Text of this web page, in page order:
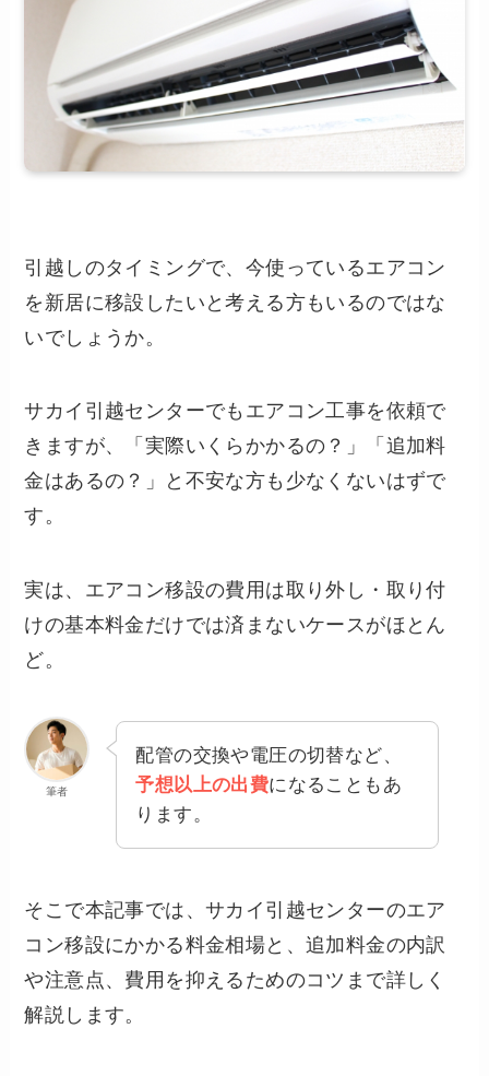
引越しのタイミングで、今使っているエアコン
を新居に移設したいと考える方もいるのではな
いでしょうか。
サカイ引越センターでもエアコン工事を依頼で
きますが、「実際いくらかかるの？」「追加料
金はあるの？」と不安な方も少なくないはずで
す。
実は、エアコン移設の費用は取り外し・取り付
けの基本料金だけでは済まないケースがほとん
ど。
筆者
配管の交換や電圧の切替など、
予想以上の出費になることもあ
ります。
そこで本記事では、サカイ引越センターのエア
コン移設にかかる料金相場と、追加料金の内訳
や注意点、費用を抑えるためのコツまで詳しく
解説します。